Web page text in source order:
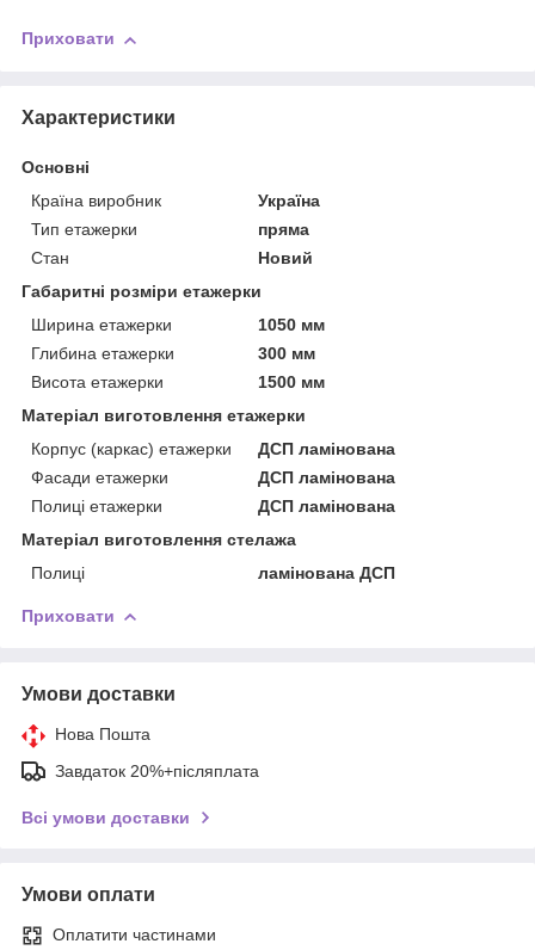
Приховати
Характеристики
Основні
Країна виробник
Україна
Тип етажерки
пряма
Стан
Новий
Габаритні розміри етажерки
Ширина етажерки
1050 мм
Глибина етажерки
300 мм
Висота етажерки
1500 мм
Матеріал виготовлення етажерки
Корпус (каркас) етажерки
ДСП ламінована
Фасади етажерки
ДСП ламінована
Полиці етажерки
ДСП ламінована
Матеріал виготовлення стелажа
Полиці
ламінована ДСП
Приховати
Умови доставки
Нова Пошта
Завдаток 20%+післяплата
Всі умови доставки
Умови оплати
Оплатити частинами